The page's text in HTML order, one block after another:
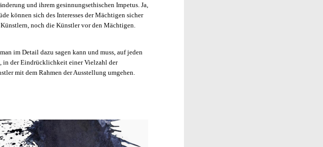
und ihrem gesinnungsethischen Impetus. Ja,
können sich des Interesses der Mächtigen sicher
noch die Künstler vor den Mächtigen.
im Detail dazu sagen kann und muss, auf jeden
in der Eindrücklichkeit einer Vielzahl der
mit dem Rahmen der Ausstellung umgehen.